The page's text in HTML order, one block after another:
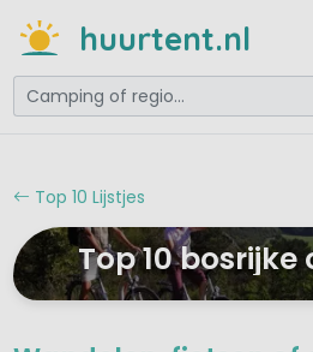
huurtent.nl
Top 10 Lijstjes
Top 10